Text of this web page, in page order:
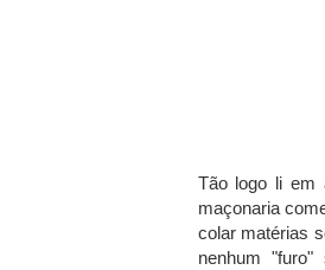
Tão logo li em
maçonaria
colar matérias
nenhum